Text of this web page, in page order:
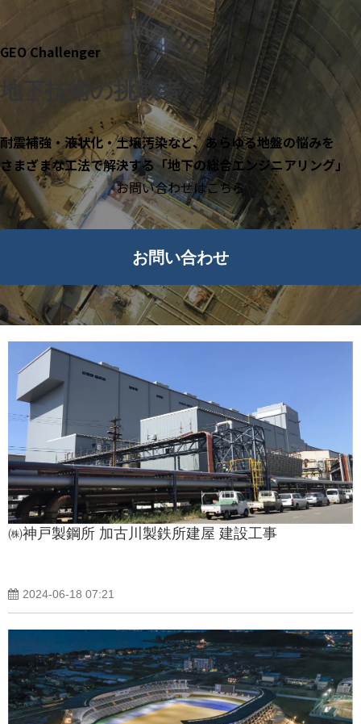
GEO Challenger
地下技術の挑戦者
耐震補強・液状化・土壌汚染など、あらゆる地盤の悩みを
さまざまな工法で解決する「地下の総合エンジニアリング」
お問い合わせはこちら
お問い合わせ
㈱神戸製鋼所 加古川製鉄所建屋 建設工事
2024-06-18 07:21